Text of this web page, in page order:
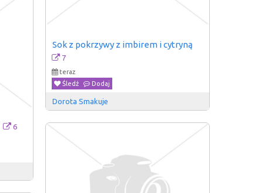
Sok z pokrzywy z imbirem i cytryną
7
teraz
Śledź
Dodaj
Dorota Smakuje
6